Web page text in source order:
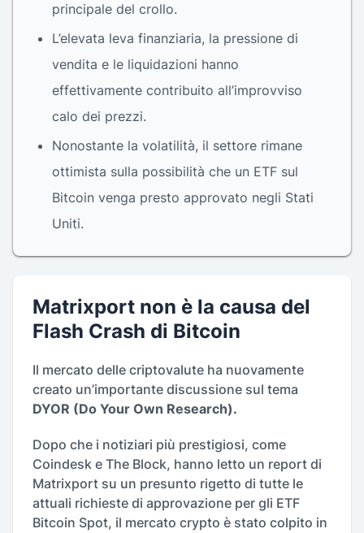
principale del crollo.
L’elevata leva finanziaria, la pressione di
vendita e le liquidazioni hanno
effettivamente contribuito all’improvviso
calo dei prezzi.
Nonostante la volatilità, il settore rimane
ottimista sulla possibilità che un ETF sul
Bitcoin venga presto approvato negli Stati
Uniti.
Matrixport non è la causa del
Flash Crash di Bitcoin
Il mercato delle criptovalute ha nuovamente
creato un’importante discussione sul tema
DYOR (Do Your Own Research).
Dopo che i notiziari più prestigiosi, come
Coindesk e The Block, hanno letto un report di
Matrixport su un presunto rigetto di tutte le
attuali richieste di approvazione per gli ETF
Bitcoin Spot, il mercato crypto è stato colpito in